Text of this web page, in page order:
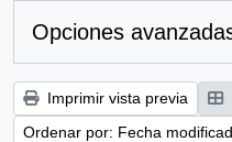
Opciones
Imprimir vista previa
Ordenar por: Fecha